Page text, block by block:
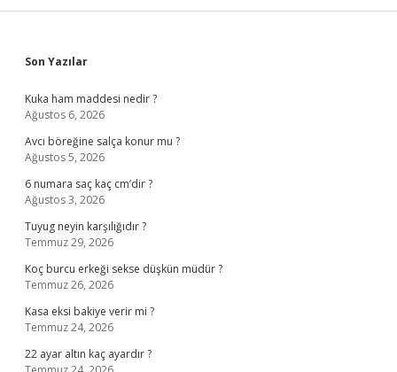
Sidebar
Son Yazılar
Kuka ham maddesi nedir ?
Ağustos 6, 2026
Avcı böreğine salça konur mu ?
Ağustos 5, 2026
6 numara saç kaç cm’dir ?
Ağustos 3, 2026
Tuyug neyin karşılığıdır ?
Temmuz 29, 2026
Koç burcu erkeği sekse düşkün müdür ?
Temmuz 26, 2026
Kasa eksi bakiye verir mi ?
Temmuz 24, 2026
22 ayar altın kaç ayardır ?